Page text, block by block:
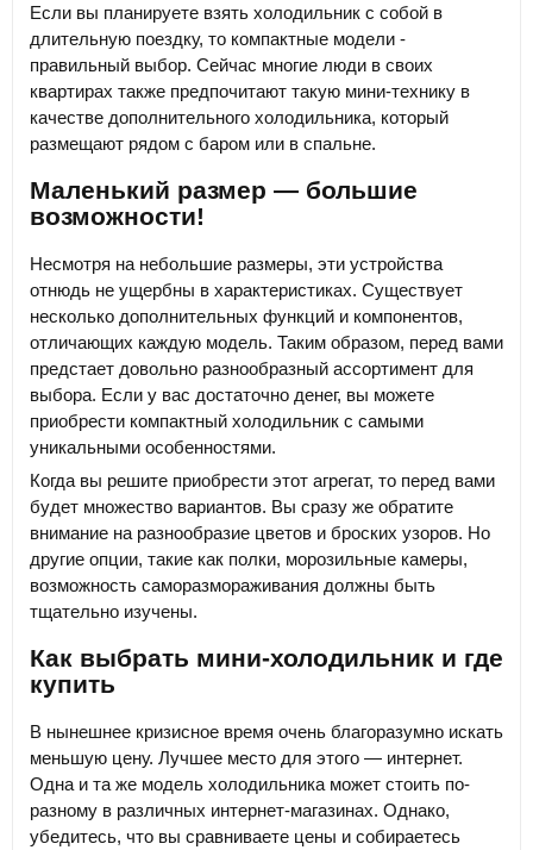
Если вы планируете взять холодильник с собой в
длительную поездку, то компактные модели -
правильный выбор. Сейчас многие люди в своих
квартирах также предпочитают такую мини-технику в
качестве дополнительного холодильника, который
размещают рядом с баром или в спальне.
Маленький размер — большие
возможности!
Несмотря на небольшие размеры, эти устройства
отнюдь не ущербны в характеристиках. Существует
несколько дополнительных функций и компонентов,
отличающих каждую модель. Таким образом, перед вами
предстает довольно разнообразный ассортимент для
выбора. Если у вас достаточно денег, вы можете
приобрести компактный холодильник с самыми
уникальными особенностями.
Когда вы решите приобрести этот агрегат, то перед вами
будет множество вариантов. Вы сразу же обратите
внимание на разнообразие цветов и броских узоров. Но
другие опции, такие как полки, морозильные камеры,
возможность саморазмораживания должны быть
тщательно изучены.
Как выбрать мини-холодильник и где
купить
В нынешнее кризисное время очень благоразумно искать
меньшую цену. Лучшее место для этого — интернет.
Одна и та же модель холодильника может стоить по-
разному в различных интернет-магазинах. Однако,
убедитесь, что вы сравниваете цены и собираетесь